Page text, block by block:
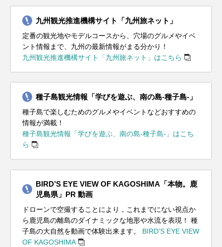
九州観光推進機構サイト「九州旅ネット」
定番の観光地やモデルコースから、穴場のグルメやイベ
ント情報まで、九州の最新情報がまる分かり！
九州観光推進機構サイト「九州旅ネット」はこちら
種子島観光情報「学びを遊ぶ、南の島‐種子島‐」
種子島で楽しむためのグルメやイベントなどおすすめの
情報が満載！
種子島観光情報「学びを遊ぶ、南の島‐種子島‐」はこち
ら
BIRD’S EYE VIEW OF KAGOSHIMA「本物。鹿
児島県」PR 動画
ドローンで空撮することにより，これまでにない視点か
ら鹿児島の離島のダイナミックな地形や水流を表現！ 種
子島の大自然を動画で体験出来ます。 BIRD'S EYE VIEW
OF KAGOSHIMA